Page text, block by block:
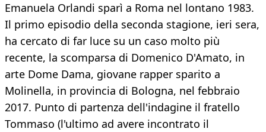
Emanuela Orlandi sparì a Roma nel lontano 1983.
Il primo episodio della seconda stagione, ieri sera,
ha cercato di far luce su un caso molto più
recente, la scomparsa di Domenico D'Amato, in
arte Dome Dama, giovane rapper sparito a
Molinella, in provincia di Bologna, nel febbraio
2017. Punto di partenza dell'indagine il fratello
Tommaso (l'ultimo ad avere incontrato il